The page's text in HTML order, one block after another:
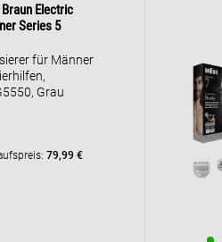
2 feste
Braun Electric
Series 5
für Männer
Grau
79,99 €